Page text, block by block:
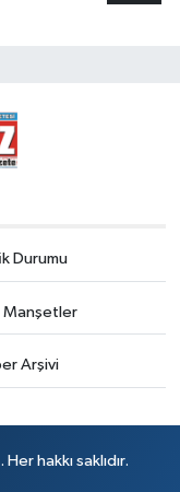
Durumu
Manşetler
Arşivi
hakkı saklıdır.